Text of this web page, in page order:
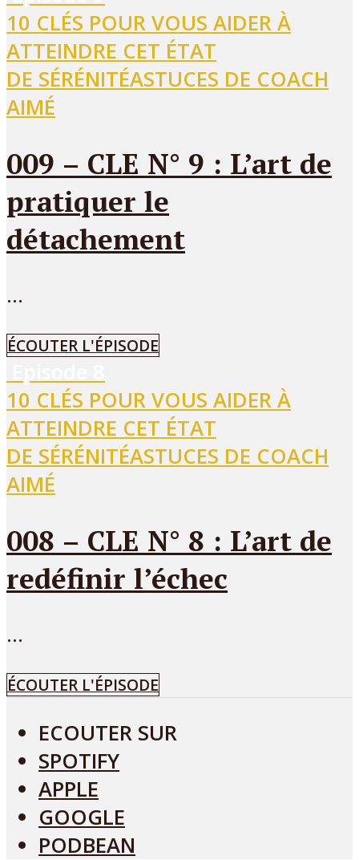
10 CLÉS POUR VOUS AIDER À
ATTEINDRE CET ÉTAT
DE SÉRÉNITÉASTUCES DE COACH
AIMÉ
009 – CLE N° 9 : L’art de
pratiquer le
détachement
...
ÉCOUTER L'ÉPISODE
10 CLÉS POUR VOUS AIDER À
ATTEINDRE CET ÉTAT
DE SÉRÉNITÉASTUCES DE COACH
AIMÉ
008 – CLE N° 8 : L’art de
redéfinir l’échec
...
ÉCOUTER L'ÉPISODE
ECOUTER SUR
SPOTIFY
APPLE
GOOGLE
PODBEAN